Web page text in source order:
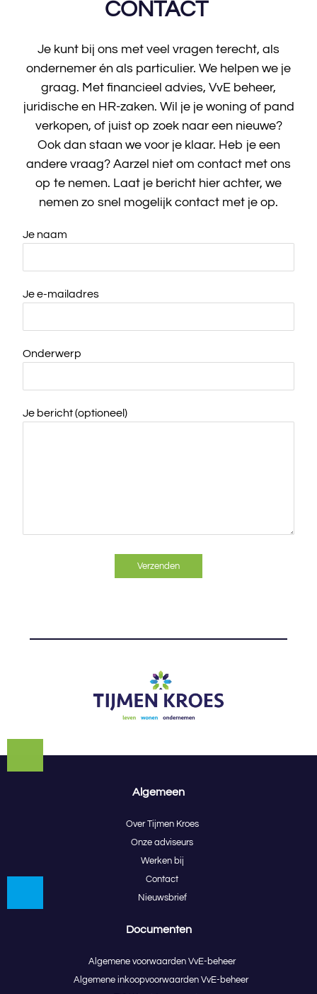
CONTACT
Je kunt bij ons met veel vragen terecht, als
ondernemer én als particulier. We helpen we je
graag. Met financieel advies, VvE beheer,
juridische en HR-zaken. Wil je je woning of pand
verkopen, of juist op zoek naar een nieuwe?
Ook dan staan we voor je klaar. Heb je een
andere vraag? Aarzel niet om contact met ons
op te nemen. Laat je bericht hier achter, we
nemen zo snel mogelijk contact met je op.
Je naam
Je e-mailadres
Onderwerp
Je bericht (optioneel)
Algemeen
Over Tijmen Kroes
Onze adviseurs
Werken bij
Contact
Nieuwsbrief
Documenten
Algemene voorwaarden VvE-beheer
Algemene inkoopvoorwaarden VvE-beheer